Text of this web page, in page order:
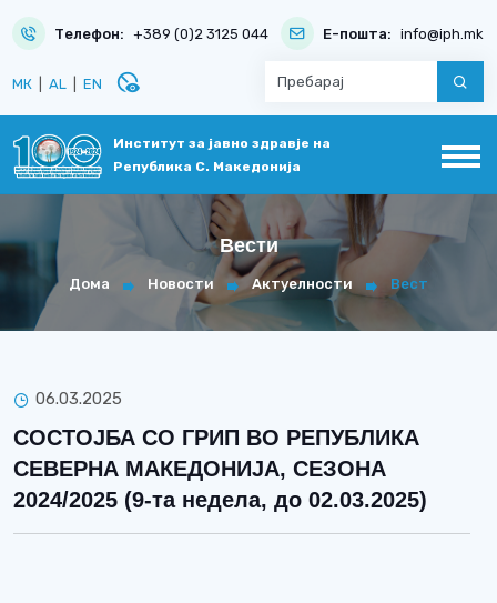
Телефон: +389 (0)2 3125 044 Е-пошта: info@iph.mk
МК AL EN disabled_visible
Институт за јавно здравје на
Република С. Македонија
Вести
Дома Новости Актуелности Вест
06.03.2025
СОСТОЈБА СО ГРИП ВО РЕПУБЛИКА
СЕВЕРНА МАКЕДОНИЈА, СЕЗОНА
2024/2025 (9-та недела, до 02.03.2025)